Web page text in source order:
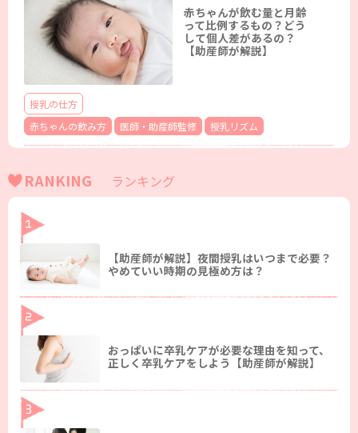
赤ちゃんが飲む量と月齢
って比例するもの？どう
して個人差があるの？
【助産師が解説】
授乳の仕方
赤ちゃんの飲み方
医師・助産師監修 授乳リズム
RANKING ランキング
【助産師が解説】夜間授乳はいつまで必要？
やめていい時期の見極め方は？
おっぱいに卒乳ケアが必要な理由を知って、
正しく卒乳ケアをしよう【助産師が解説】